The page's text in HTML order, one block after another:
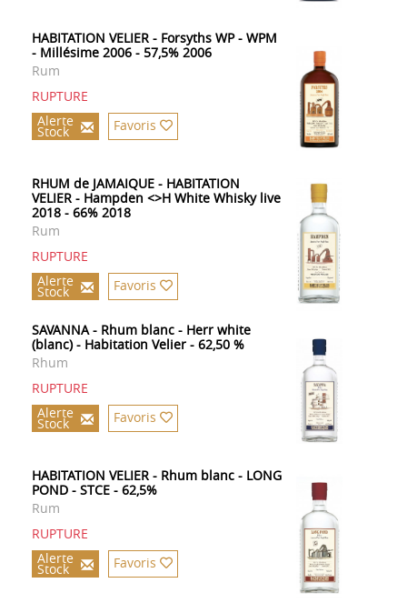
HABITATION VELIER - Forsyths WP - WPM
- Millésime 2006 - 57,5% 2006
Rum
RUPTURE
Alerte
Stock Favoris
RHUM de JAMAIQUE - HABITATION
VELIER - Hampden <>H White Whisky live
2018 - 66% 2018
Rum
RUPTURE
Alerte
Stock Favoris
SAVANNA - Rhum blanc - Herr white
(blanc) - Habitation Velier - 62,50 %
Rhum
RUPTURE
Alerte
Stock Favoris
HABITATION VELIER - Rhum blanc - LONG
POND - STCE - 62,5%
Rum
RUPTURE
Alerte
Stock Favoris